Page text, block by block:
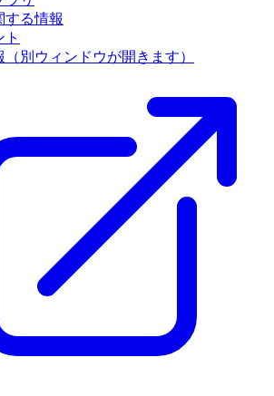
する情報
ト
（別ウィンドウが開きます）